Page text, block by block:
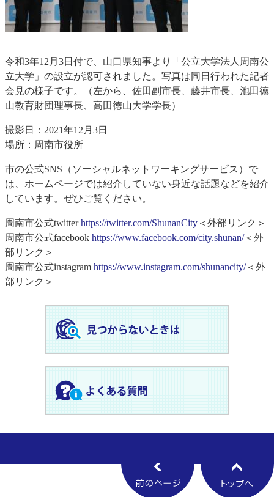
令和3年12月3日付で、山口県知事より「公立大学法人周南公
立大学」の設立が認可されました。写真は同日行われた記者
会見の様子です。（左から、佐田副市長、藤井市長、池田徳
山教育財団理事長、高田徳山大学学長）
撮影日：2021年12月3日
場所：周南市役所
市の公式SNS（ソーシャルネットワーキングサービス）で
は、ホームページでは紹介していない身近な話題などを紹介
しています。ぜひご覧ください。
周南市公式twitterhttps://twitter.com/ShunanCity ＜外部リンク＞
周南市公式facebook https://www.facebook.com/city.shunan/＜外
部リンク＞
周南市公式instagram https://www.instagram.com/shunancity/＜外
部リンク＞